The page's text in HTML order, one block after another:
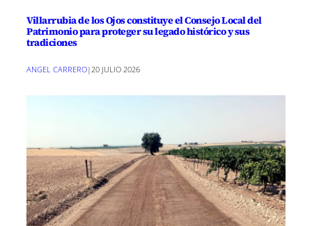
Villarrubia de los Ojos constituye el Consejo Local del
Patrimonio para proteger su legado histórico y sus
tradiciones
ANGEL CARRERO|20 JULIO 2026